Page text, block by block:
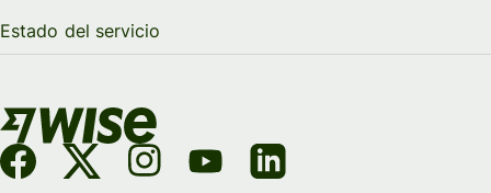
Estado del servicio